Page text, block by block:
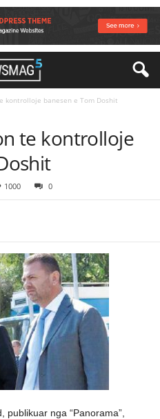
kontrolloje banesen e Tom Doshit
te kontrolloje
1000 0
nga “Panorama”,